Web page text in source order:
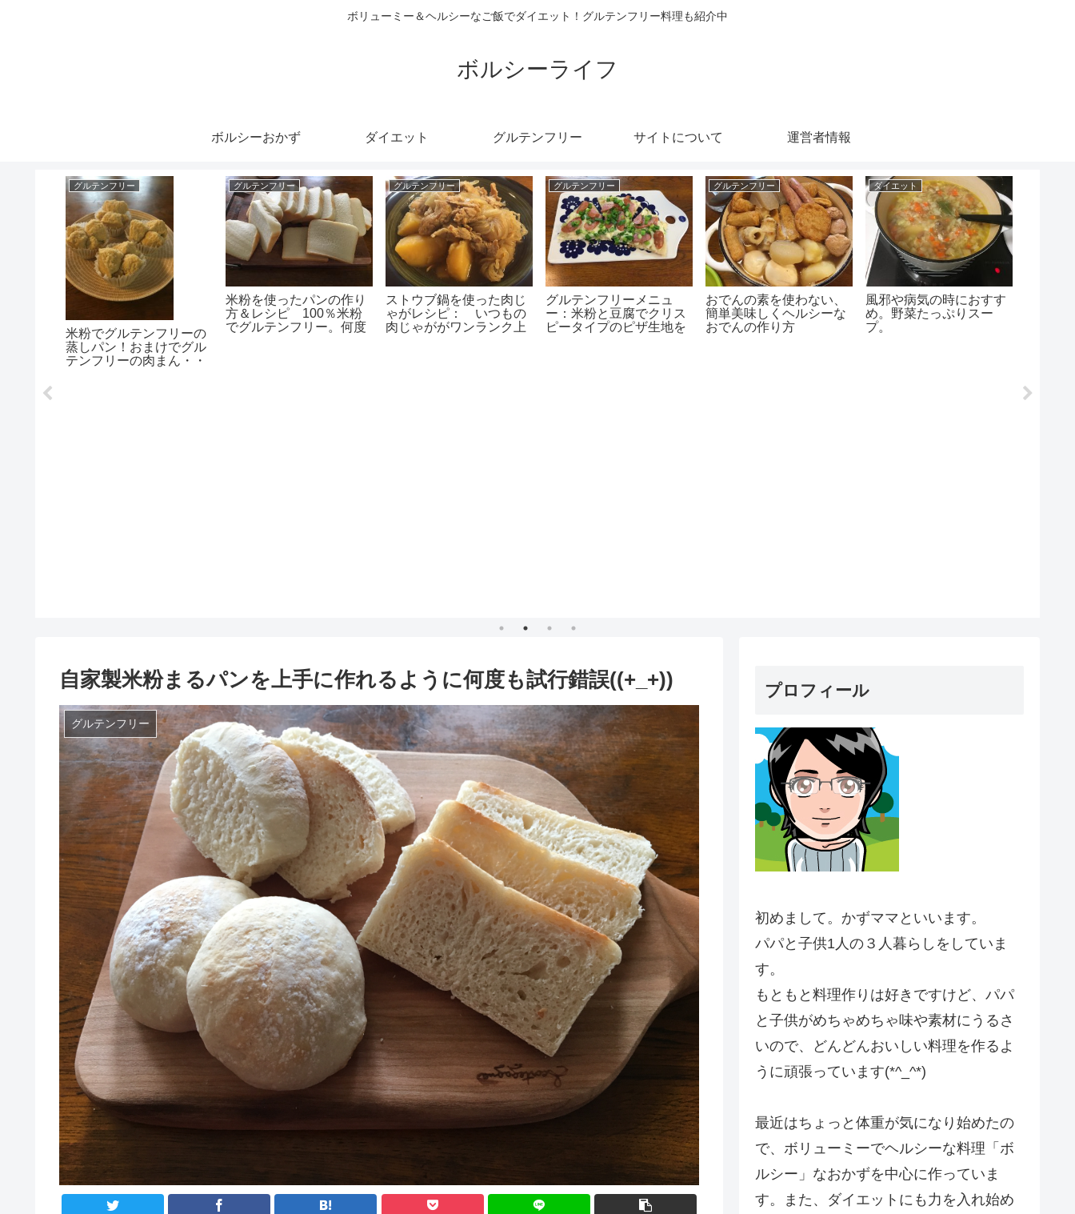
ボリューミー＆ヘルシーなご飯でダイエット！グルテンフリー料理も紹介中
ボルシーライフ
ボルシーおかず ダイエット グルテンフリー サイトについて 運営者情報
グルテンフリー
米粉でグルテンフリーの
蒸しパン！おまけでグル
テンフリーの肉まん・・
グルテンフリー
米粉を使ったパンの作り
方＆レシピ 100％米粉
でグルテンフリー。何度
グルテンフリー
ストウブ鍋を使った肉じ
ゃがレシピ： いつもの
肉じゃががワンランク上
グルテンフリー
グルテンフリーメニュ
ー：米粉と豆腐でクリス
ピータイプのピザ生地を
グルテンフリー
おでんの素を使わない、
簡単美味しくヘルシーな
おでんの作り方
ダイエット
風邪や病気の時におすす
め。野菜たっぷりスー
プ。
自家製米粉まるパンを上手に作れるように何度も試行錯誤((+_+))
グルテンフリー
プロフィール
初めまして。かずママといいます。
パパと子供1人の３人暮らしをしていま
す。
もともと料理作りは好きですけど、パパ
と子供がめちゃめちゃ味や素材にうるさ
いので、どんどんおいしい料理を作るよ
うに頑張っています(*^_^*)
最近はちょっと体重が気になり始めたの
で、ボリューミーでヘルシーな料理「ボ
ルシー」なおかずを中心に作っていま
す。また、ダイエットにも力を入れ始め